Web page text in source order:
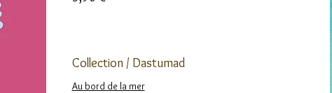
Collection / Dastumad
Au bord de la mer